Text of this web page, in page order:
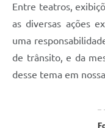
Entre teatros,
as diversas ações
uma
de trânsito, e da
desse tema em